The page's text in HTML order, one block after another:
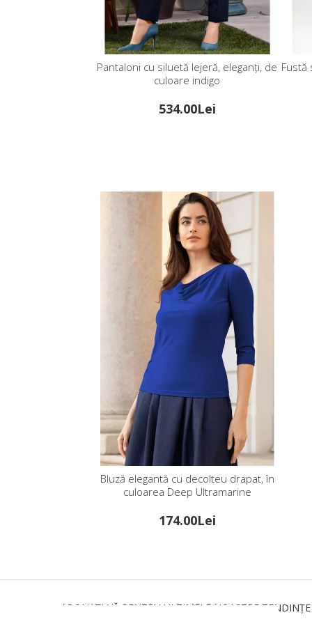
lejeră, eleganți, de Fustă stilată din viscoză groasă satinată
, de culoare Midnight Blue
503.00Lei
Bluză elegantă cu decolteu drapat, în
culoarea Deep Ultramarine
174.00Lei
ABONAȚI-VĂ PENTRU ULTIMELE NOASTRE TENDINȚE